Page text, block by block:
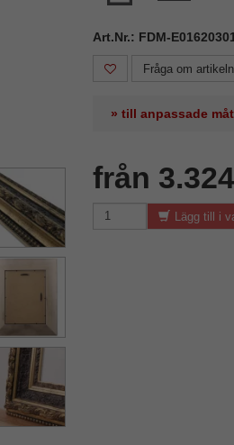
Art.Nr.: FDM-
Fråga om artikeln
» till anpassade
från
Lägg till i